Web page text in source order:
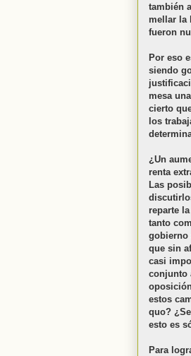
también
mellar la
fueron
Por eso
siendo
mesa
cierto
los
¿Un
renta
Las
reparte
tanto
gobierno
que sin
casi
conjunto
estos
quo?
esto es
Para